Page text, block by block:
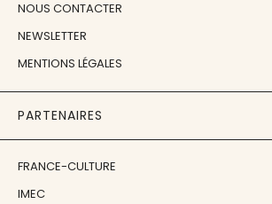
NOUS CONTACTER
NEWSLETTER
MENTIONS LÉGALES
PARTENAIRES
FRANCE-CULTURE
IMEC